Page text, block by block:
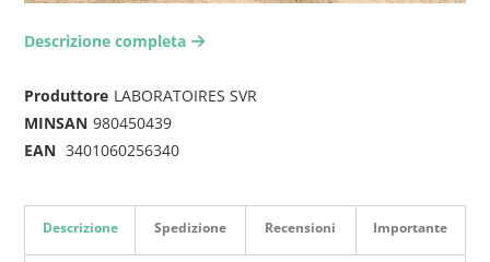
Descrizione completa arrow-right2
Produttore LABORATOIRES SVR
MINSAN 980450439
EAN 3401060256340
Descrizione Spedizione Recensioni Importante